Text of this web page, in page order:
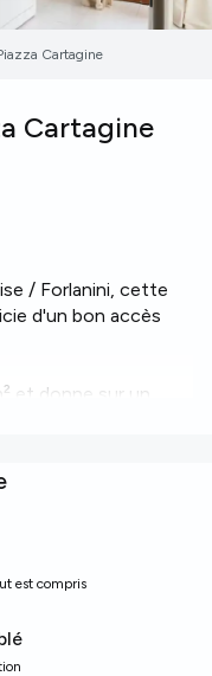
Cartagine
Cartagine
/ Forlanini, cette
d'un bon accès
et donne sur un
de bains, un
étage
et offre
le confort quotidien.
à la recherche d'un
est compris